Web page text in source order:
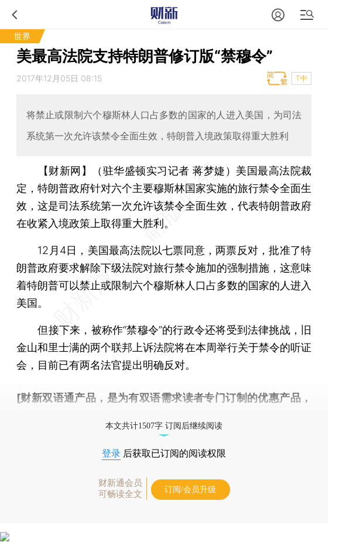
世界
美最高法院支持特朗普修订版“禁穆令”
2017年12月05日 08:15 T中
将禁止或限制六个穆斯林人口占多数的国家的人进入美国，为司法
系统第一次允许该禁令全面生效，特朗普入境政策取得重大胜利
【财新网】（驻华盛顿实习记者 蒋梦婕） 美国最高法院裁
定，特朗普政府针对六个主要穆斯林国家实施的旅行禁令全面生
效，这是司法系统第一次允许该禁令全面生效，代表特朗普政府
在收紧入境政策上取得重大胜利。
12月4日，美国最高法院以七票同意，两票反对，批准了特
朗普政府要求解除下级法院对旅行禁令施加的强制措施，这意味
着特朗普可以禁止或限制六个穆斯林人口占多数的国家的人进入
美国。
但接下来，被称作“禁穆令”的行政令还将受到法律挑战，旧
金山和里士满的两个联邦上诉法院将在本周举行关于禁令的听证
会，目前已有两名法官提出明确反对。
[财新双语通产品，是为有双语需求读者专门订制的优惠产品，
本文共计1507字 订阅后继续阅读
登录 后获取已订阅的阅读权限
财新通会员
可畅读全文
订阅/会员升级